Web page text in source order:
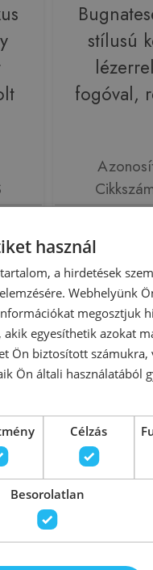
stílusú
fogóval,
Rendelésre
Alive
használ
a hirdetések
Webhelyünk
megosztjuk
egyesíthetik azokat
Ön biztosított számukra,
Ön általi használatából
Célzás
Besorolatlan